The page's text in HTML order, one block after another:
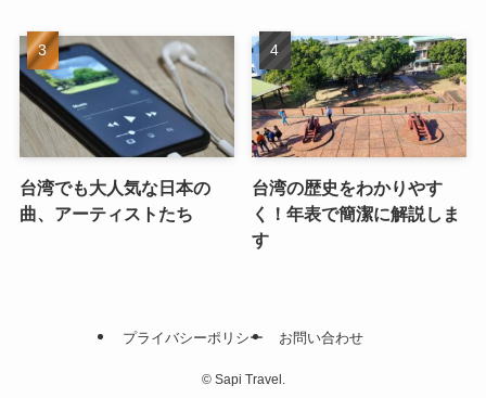
台湾でも大人気な日本の
曲、アーティストたち
台湾の歴史をわかりやす
く！年表で簡潔に解説しま
す
プライバシーポリシー お問い合わせ
©Sapi Travel.